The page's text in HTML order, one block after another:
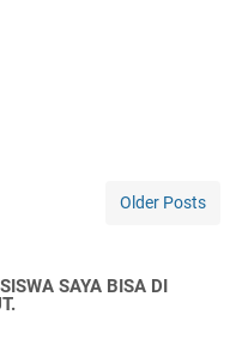
Older Posts
SAYA BISA DI